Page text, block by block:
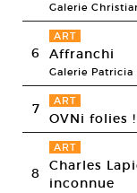
Galerie
6
ART
Affranchi
Galerie
7 ART
OVNi folies
8
ART
Charles
inconnue